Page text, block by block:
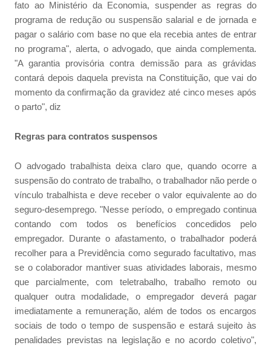
fato ao Ministério da Economia, suspender as regras do
programa de redução ou suspensão salarial e de jornada e
pagar o salário com base no que ela recebia antes de entrar
no programa", alerta, o advogado, que ainda complementa.
"A garantia provisória contra demissão para as grávidas
contará depois daquela prevista na Constituição, que vai do
momento da confirmação da gravidez até cinco meses após
o parto", diz
Regras para contratos suspensos
O advogado trabalhista deixa claro que, quando ocorre a
suspensão do contrato de trabalho, o trabalhador não perde o
vínculo trabalhista e deve receber o valor equivalente ao do
seguro-desemprego. "Nesse período, o empregado continua
contando com todos os benefícios concedidos pelo
empregador. Durante o afastamento, o trabalhador poderá
recolher para a Previdência como segurado facultativo, mas
se o colaborador mantiver suas atividades laborais, mesmo
que parcialmente, com teletrabalho, trabalho remoto ou
qualquer outra modalidade, o empregador deverá pagar
imediatamente a remuneração, além de todos os encargos
sociais de todo o tempo de suspensão e estará sujeito às
penalidades previstas na legislação e no acordo coletivo",